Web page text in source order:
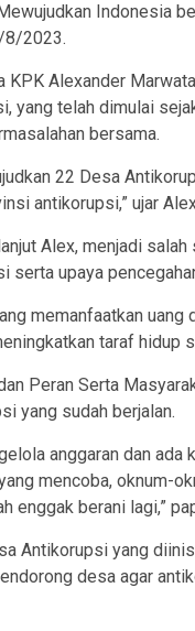
Indonesia
8/2023.
KPK Alexander
yang telah dimulai
bersama.
22 Desa
antikorupsi,” ujar
Alex, menjadi
serta upaya
memanfaatkan
taraf hidup
Peran Serta
yang sudah berjalan.
anggaran dan
mencoba, oknum-
enggak berani lagi,”
Antikorupsi yang
desa agar